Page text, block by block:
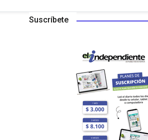
Suscríbete